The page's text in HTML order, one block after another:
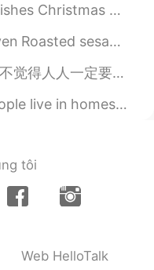
是开玩笑，有些人
你也不需要接受。
音可能是因为他们
Merry Xmas Holiday greetings ...
with black quinoa rice🍚 and gar...
不承认中国的海外华人，我的观点不是大家一定要爱中国。 有些人觉得中国媒体...
containers. Some use only one conta...
tôi
Web HelloTalk